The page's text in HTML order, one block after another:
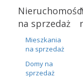
na sprzedaż
Mieszkania
na sprzedaż
Domy na
sprzedaż